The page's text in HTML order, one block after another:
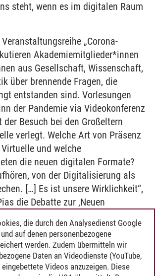
steht, wenn es im digitalen Raum
„Corona-
Akademiemitglieder*innen
aus Gesellschaft, Wissenschaft,
über brennende Fragen, die
entstanden sind. Vorlesungen
der Pandemie via Videokonferenz
Besuch bei den Großeltern
verlegt. Welche Art von Präsenz
und welche
die neuen digitalen Formate?
von der Digitalisierung als
[…] Es ist unsere Wirklichkeit“,
die Debatte zur ‚Neuen
finden Sie hier:
video/532937027
die durch den Analysedienst Google
auf denen personenbezogene
werden. Zudem übermitteln wir
Daten an Videodienste (YouTube,
Videos anzuzeigen. Diese